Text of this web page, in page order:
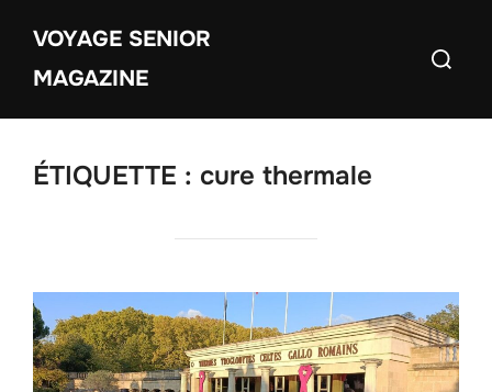
contenu
VOYAGE SENIOR
MAGAZINE
ÉTIQUETTE : cure thermale